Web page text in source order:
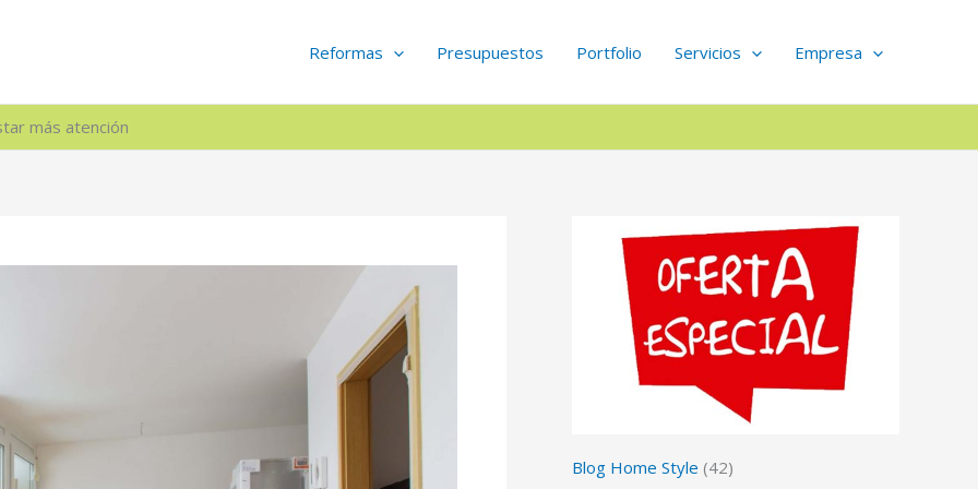
Reformas Presupuestos Portfolio Servicios Empresa
más atención
Blog Home Style (42)